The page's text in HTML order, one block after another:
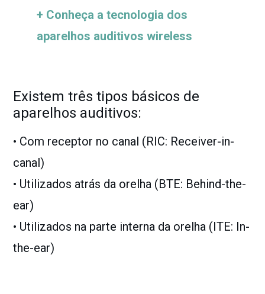
+ Conheça a tecnologia dos
aparelhos auditivos wireless
Existem três tipos básicos de
aparelhos auditivos:
• Com receptor no canal (RIC: Receiver-in-
canal)
• Utilizados atrás da orelha (BTE: Behind-the-
ear)
• Utilizados na parte interna da orelha (ITE: In-
the-ear)